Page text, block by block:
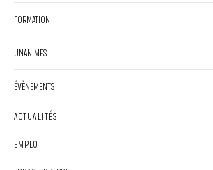
FORMATION
UNANIMES !
ÉVÈNEMENTS
ACTUALITÉS
EMPLOI